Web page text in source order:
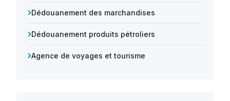
Dédouanement des marchandises
Dédouanement produits pétroliers
Agence de voyages et tourisme